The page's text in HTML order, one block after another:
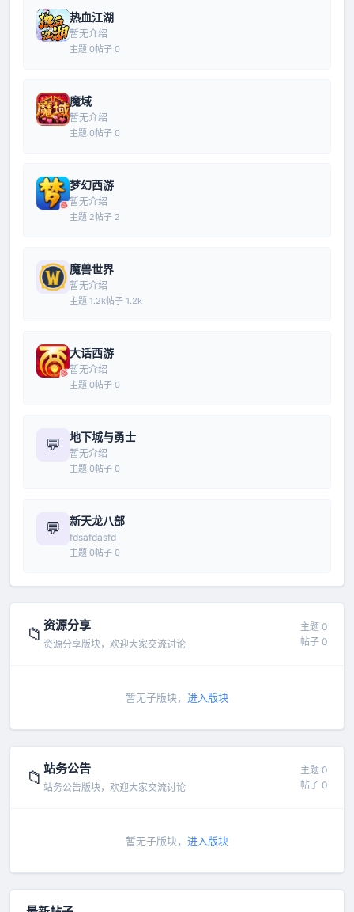
热血江湖
暂无介绍
主题 0帖子 0
魔域
暂无介绍
主题 0帖子 0
梦幻西游
暂无介绍
主题 2帖子 2
魔兽世界
暂无介绍
主题 1.2k帖子 1.2k
大话西游
暂无介绍
主题 0帖子 0
💬 地下城与勇士
暂无介绍
主题 0帖子 0
💬 新天龙八部
fdsafdasfd
主题 0帖子 0
📁 资源分享
资源分享版块，欢迎大家交流讨论
主题 0
帖子 0
暂无子版块， 进入版块
📁 站务公告
站务公告版块，欢迎大家交流讨论
主题 0
帖子 0
暂无子版块， 进入版块